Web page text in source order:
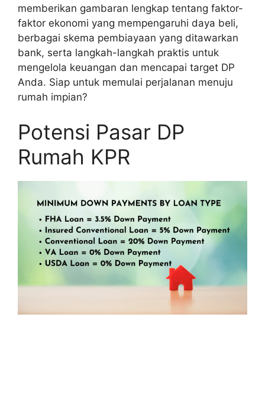
memberikan gambaran lengkap tentang faktor-
faktor ekonomi yang mempengaruhi daya beli,
berbagai skema pembiayaan yang ditawarkan
bank, serta langkah-langkah praktis untuk
mengelola keuangan dan mencapai target DP
Anda. Siap untuk memulai perjalanan menuju
rumah impian?
Potensi Pasar DP
Rumah KPR